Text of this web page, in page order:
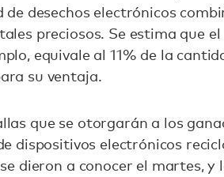
de desechos electrónicos
preciosos. Se estima que
equivale al 11% de la
su ventaja.
que se otorgarán a los
dispositivos electrónicos
dieron a conocer el martes, y